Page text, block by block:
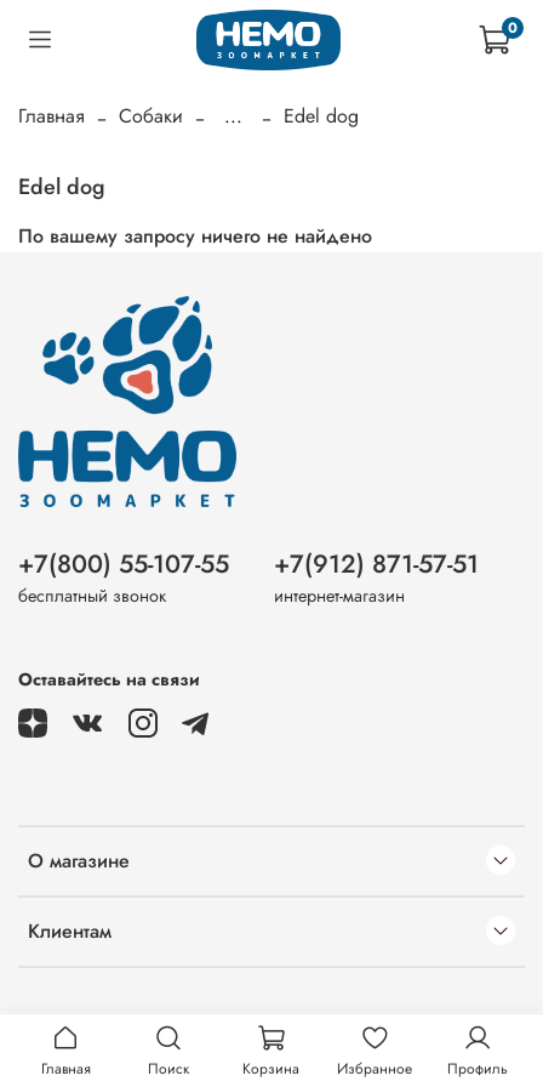
0
Главная Собаки ... Edel dog
Edel dog
По вашему запросу ничего не найдено
О магазине
Клиентам
+7(800) 55-107-55
бесплатный звонок
+7(912) 871-57-51
интернет-магазин
Оставайтесь на связи
Главная Поиск Корзина Избранное Профиль